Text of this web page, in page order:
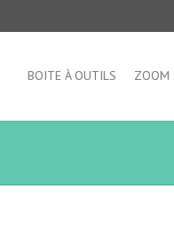
BOITE À OUTILS ZOOM